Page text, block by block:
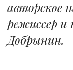
авторское
режиссер
Добрынин.